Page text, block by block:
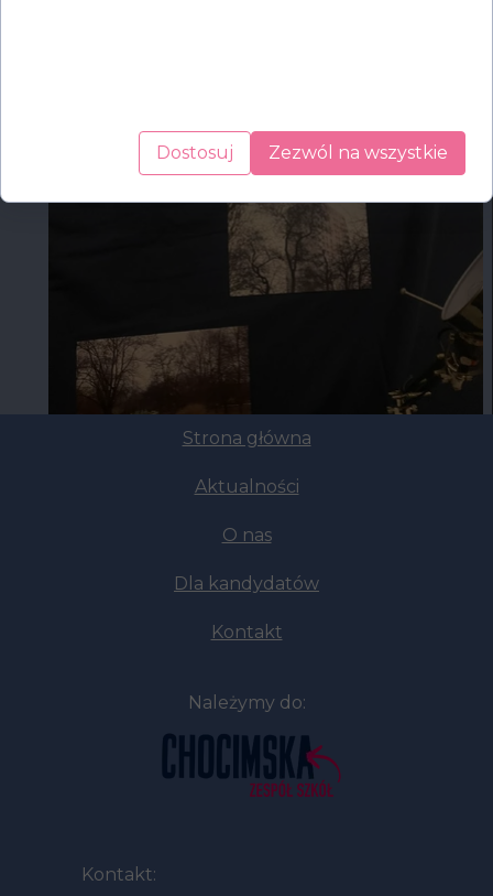
Strona główna
Aktualności
O nas
Dla kandydatów
Kontakt
Należymy do:
Kontakt:
Dostosuj Zezwól na wszystkie